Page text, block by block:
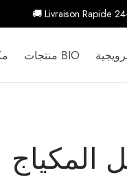
🚚 Livraison Rapide
منتجات BIO
المكياج